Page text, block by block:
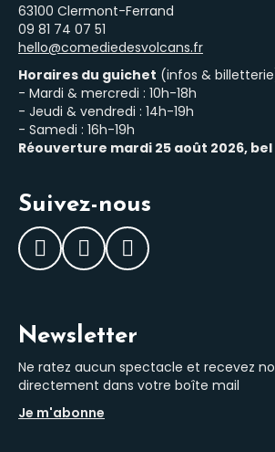
63100 Clermont-Ferrand
‭09 81 74 07 51‬
hello@comediedesvolcans.fr
Horaires du guichet (infos &
- Mardi & mercredi : 10h-18h
- Jeudi & vendredi : 14h-19h
- Samedi : 16h-19h
Réouverture mardi 25 août 2026, bel
Suivez-nous
Facebook
InstagramLinkedIn
Newsletter
Ne ratez aucun spectacle et recevez
directement dans votre boîte mail
Je m'abonne